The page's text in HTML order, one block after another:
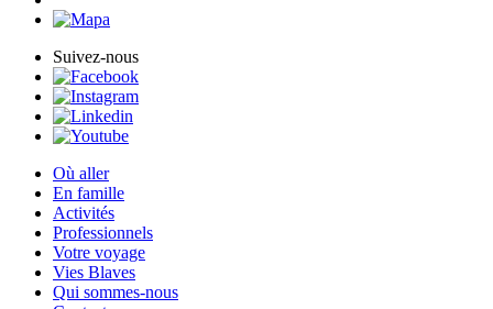
Suivez-nous
Où aller
En famille
Activités
Professionnels
Votre voyage
Vies Blaves
Qui sommes-nous